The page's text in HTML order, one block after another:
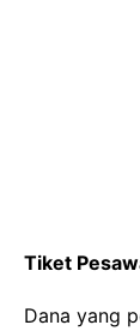
Tiket
Dana yang